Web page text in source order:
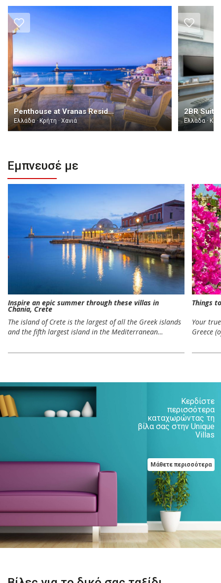
Penthouse at Vranas Residenza Chania
Ελλάδα · Κρήτη · Χανιά Ελλάδα ·
Εμπνευσέ με
Inspire an epic summer through these villas in
Chania, Crete
The island of Crete is the largest of all the Greek islands
and the fifth largest island in the Mediterranean…
Things
Your
Greece
Κερδίστε
περισσότερα
καταχωρώντας τη
βίλα σας στην Unique
Villas
Μάθετε περισσότερα